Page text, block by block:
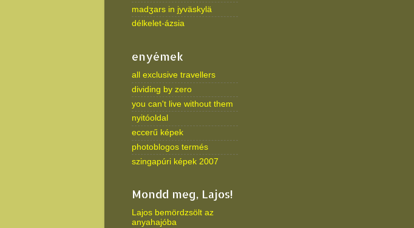
madʒars in jyväskylä
délkelet-ázsia
enyémek
all exclusive travellers
dividing by zero
you can't live without them
nyitóoldal
eccerű képek
photoblogos termés
szingapúri képek 2007
Mondd meg, Lajos!
Lajos bemördzsölt az
anyahajóba